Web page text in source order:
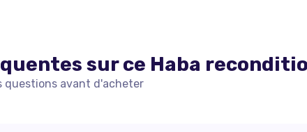
sur ce Haba
questions avant d'acheter